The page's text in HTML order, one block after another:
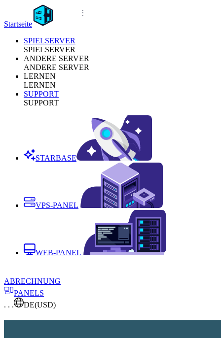
Startseite
SPIELSERVER
SPIELSERVER
ANDERE SERVER
ANDERE SERVER
LERNEN
LERNEN
SUPPORT
SUPPORT
STARBASE
VPS-PANEL
WEB-PANEL
ABRECHNUNG
PANELS
. . .
DE(USD)